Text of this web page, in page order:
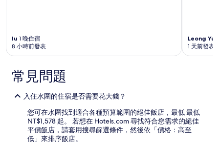
制。
lu 1 晚住宿
8 小時前發表
Leong Yu
1 天前發表
常見問題
入住水圍的住宿是否需要花大錢？
您可在水圍找到適合各種預算範圍的絕佳飯店，最低 最低
NT$1,578 起。 若想在 Hotels.com 尋找符合您需求的絕佳
平價飯店，請套用搜尋篩選條件，然後依「價格：高至
低」來排序飯店。